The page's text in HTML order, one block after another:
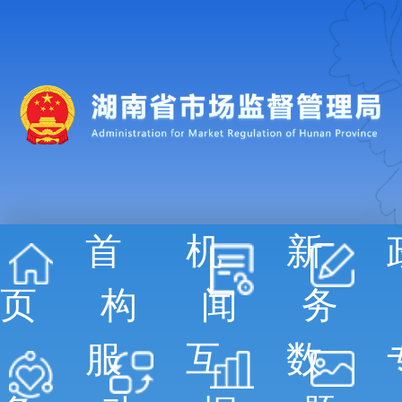
首
页
机
构
新
闻
务
服
互
数